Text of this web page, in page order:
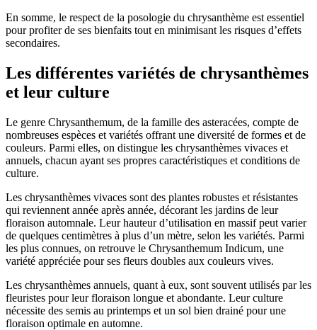
En somme, le respect de la posologie du chrysanthème est essentiel
pour profiter de ses bienfaits tout en minimisant les risques d’effets
secondaires.
Les différentes variétés de chrysanthèmes
et leur culture
Le genre Chrysanthemum, de la famille des asteracées, compte de
nombreuses espèces et variétés offrant une diversité de formes et de
couleurs. Parmi elles, on distingue les chrysanthèmes vivaces et
annuels, chacun ayant ses propres caractéristiques et conditions de
culture.
Les chrysanthèmes vivaces sont des plantes robustes et résistantes
qui reviennent année après année, décorant les jardins de leur
floraison automnale. Leur hauteur d’utilisation en massif peut varier
de quelques centimètres à plus d’un mètre, selon les variétés. Parmi
les plus connues, on retrouve le Chrysanthemum Indicum, une
variété appréciée pour ses fleurs doubles aux couleurs vives.
Les chrysanthèmes annuels, quant à eux, sont souvent utilisés par les
fleuristes pour leur floraison longue et abondante. Leur culture
nécessite des semis au printemps et un sol bien drainé pour une
floraison optimale en automne.